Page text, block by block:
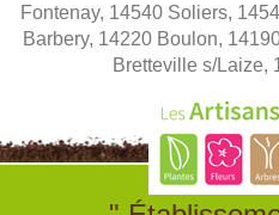
Fontenay, 14540 Soliers,
Barbery, 14220 Boulon,
Bretteville s/Laize,